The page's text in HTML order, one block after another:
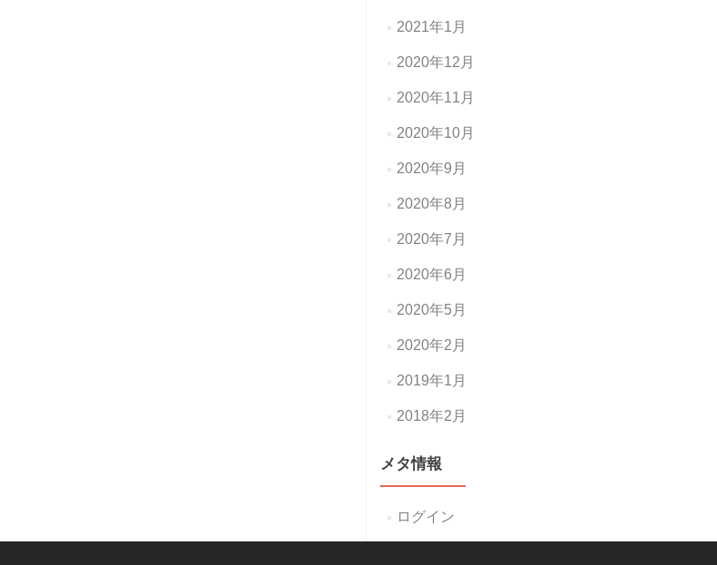
2021年1月
2020年12月
2020年11月
2020年10月
2020年9月
2020年8月
2020年7月
2020年6月
2020年5月
2020年2月
2019年1月
2018年2月
メタ情報
ログイン